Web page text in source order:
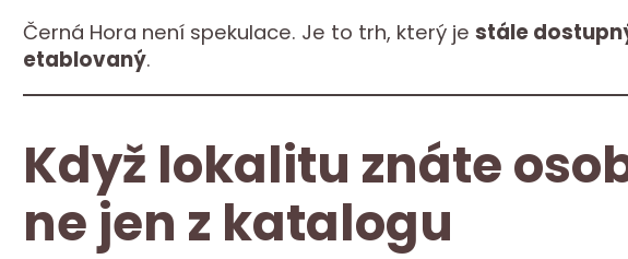
Černá Hora není spekulace. Je to trh, který je stále
etablovaný.
Když lokalitu znáte
ne jen z katalogu